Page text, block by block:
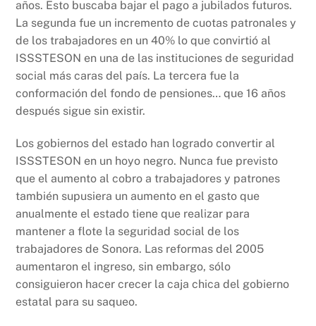
años. Esto buscaba bajar el pago a jubilados futuros.
La segunda fue un incremento de cuotas patronales y
de los trabajadores en un 40% lo que convirtió al
ISSSTESON en una de las instituciones de seguridad
social más caras del país. La tercera fue la
conformación del fondo de pensiones… que 16 años
después sigue sin existir.
Los gobiernos del estado han logrado convertir al
ISSSTESON en un hoyo negro. Nunca fue previsto
que el aumento al cobro a trabajadores y patrones
también supusiera un aumento en el gasto que
anualmente el estado tiene que realizar para
mantener a flote la seguridad social de los
trabajadores de Sonora. Las reformas del 2005
aumentaron el ingreso, sin embargo, sólo
consiguieron hacer crecer la caja chica del gobierno
estatal para su saqueo.